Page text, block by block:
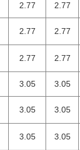
2.77 2.77
2.77 2.77
2.77 2.77
3.05 3.05
3.05 3.05
3.05 3.05